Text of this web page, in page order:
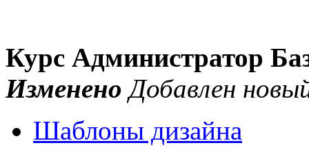
Курс Администратор
ИзмененоДобавлен
Шаблоны дизайна